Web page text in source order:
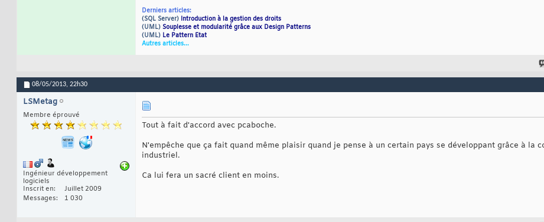
Derniers articles:
(SQL Server) Introduction à la gestion des droits
(UML) Souplesse et modularité grâce aux Design Patterns
(UML) Le Pattern Etat
Autres articles...
08/05/2013, 22h30
LSMetag
Membre éprouvé
Ingénieur développement
logiciels
Inscrit en
Juillet 2009
Messages
1 030
Tout à fait d'accord avec pcaboche.
N'empêche que ça fait quand même plaisir quand je pense à un certain pays se développant grâce à la
industriel.
Ca lui fera un sacré client en moins.